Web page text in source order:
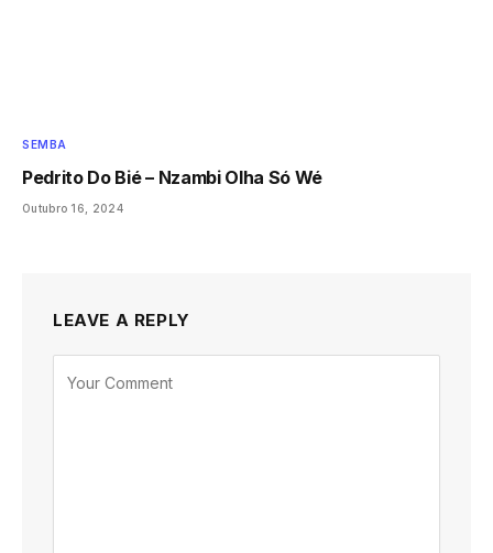
SEMBA
Pedrito Do Bié – Nzambi Olha Só Wé
Outubro 16, 2024
LEAVE A REPLY